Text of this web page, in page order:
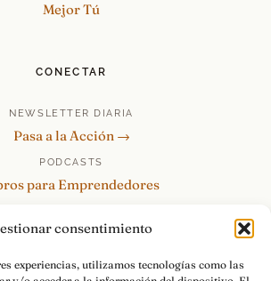
consentimiento
experiencias, utilizamos tecnologías como las
Mejor Tú
CONECTAR
NEWSLETTER DIARIA
Pasa a la Acción →
PODCASTS
para Emprendedores
/ PowerSkills
MENTOR360